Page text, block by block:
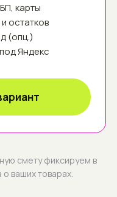
карты
остатков
(опц.)
Яндекс
смету фиксируем в
ваших товарах.